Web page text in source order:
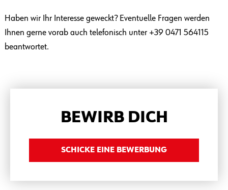
Haben wir Ihr Interesse geweckt? Eventuelle Fragen werden
Ihnen gerne vorab auch telefonisch unter +39 0471 564115
beantwortet.
BEWIRB DICH
SCHICKE EINE BEWERBUNG